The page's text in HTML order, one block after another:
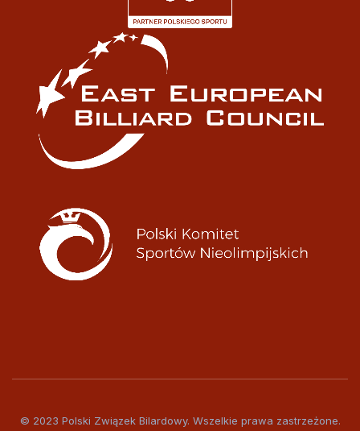
© 2023 Polski Związek Bilardowy. Wszelkie prawa zastrzeżone.